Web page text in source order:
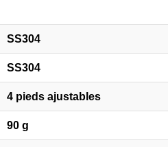
SS304
SS304
4 pieds ajustables
90 g